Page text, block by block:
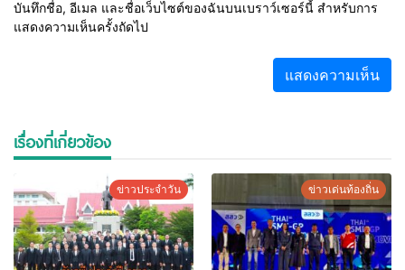
บันทึกชื่อ, อีเมล และชื่อเว็บไซต์ของฉันบนเบราว์เซอร์นี้ สำหรับการ
แสดงความเห็นครั้งถัดไป
เรื่องที่เกี่ยวข้อง
ข่าวประจำวัน ข่าวเด่นท้องถิ่น